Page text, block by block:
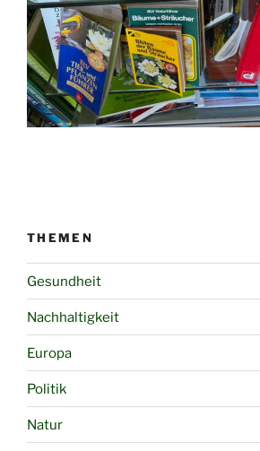
THEMEN
Gesundheit
Nachhaltigkeit
Europa
Politik
Natur